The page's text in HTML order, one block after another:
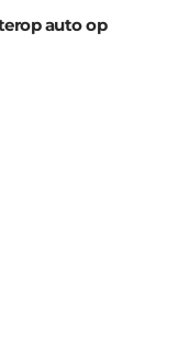
auto op